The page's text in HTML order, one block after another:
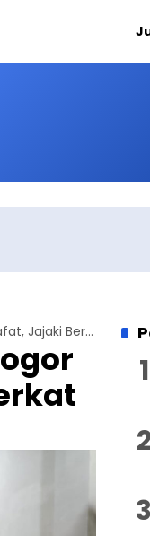
Jemaat Ahmadiyah Ciherang Bogor Peringati Hari Khilafat, Jajaki Berkat